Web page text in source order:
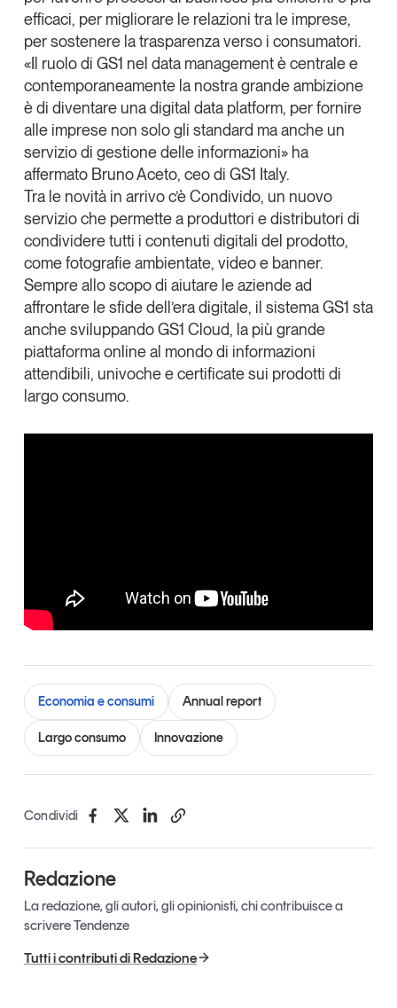
efficaci, per migliorare le relazioni tra le imprese,
per sostenere la trasparenza verso i consumatori.
«Il ruolo di GS1 nel data management è centrale e
contemporaneamente la nostra grande ambizione
è di diventare unadigital data platform, per fornire
alle imprese non solo gli standard ma anche un
servizio di gestione delle informazioni» ha
affermato Bruno Aceto, ceo di GS1 Italy.
Tra le novità in arrivo c’èCondivido, un nuovo
servizio che permette a produttori e distributori di
condividere tutti i contenuti digitali del prodotto,
come fotografie ambientate, video e banner.
Sempre allo scopo di aiutare le aziende ad
affrontare le sfide dell’era digitale, il sistema GS1 sta
anche sviluppandoGS1 Cloud, la più grande
piattaformaonlineal mondodi informazioni
attendibili, univoche e certificatesui prodotti di
largo consumo.
Economia e consumi Annual report
Largo consumo Innovazione
Condividi
Redazione
La redazione, gli autori, gli opinionisti, chi contribuisce a
scrivere Tendenze
Tutti i contributi di Redazione